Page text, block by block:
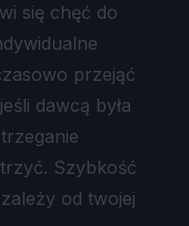
się chęć do
przejąć
dawcą była
Szybkość
od twojej